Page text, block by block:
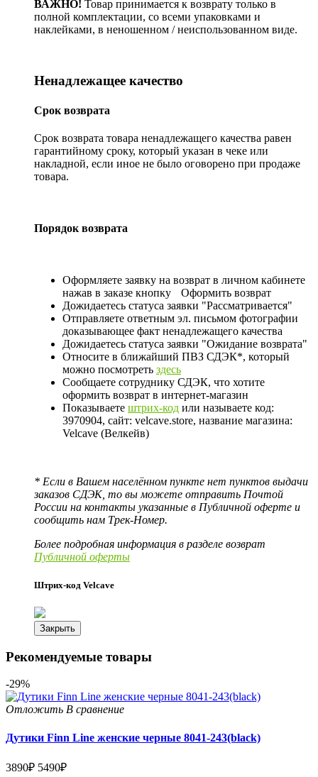
ВАЖНО! Товар принимается к возврату только в
полной комплектации, со всеми упаковками и
наклейками, в неношенном / неиспользованном виде.
Ненадлежащее качество
Срок возврата
Срок возврата товара ненадлежащего качества равен
гарантийному сроку, который указан в чеке или
накладной, если иное не было оговорено при продаже
товара.
Порядок возврата
Оформляете заявку на возврат в личном кабинете
нажав в заказе кнопку
Оформить возврат
Дожидаетесь статуса заявки "Рассматривается"
Отправляете ответным эл. письмом фотографии
доказывающее факт ненадлежащего качества
Дожидаетесь статуса заявки "Ожидание возврата"
Относите в ближайший ПВЗ СДЭК*, который
можно посмотреть здесь
Сообщаете сотруднику СДЭК, что хотите
оформить возврат в интернет-магазин
Показываете штрих-код или называете код:
3970904, сайт: velcave.store, название магазина:
Velcave (Велкейв)
* Если в Вашем населённом пункте нет пунктов выдачи
заказов СДЭК, то вы можете отправить Почтой
России на контакты указанные в Публичной оферте и
сообщить нам Трек-Номер.
Более подробная информация в разделе возврат
Публичной оферты
Штрих-код Velcave
Закрыть
Рекомендуемые товары
-29%
Отложить В сравнение
Дутики Finn Line женские черные 8041-243(black)
3890₽ 5490₽